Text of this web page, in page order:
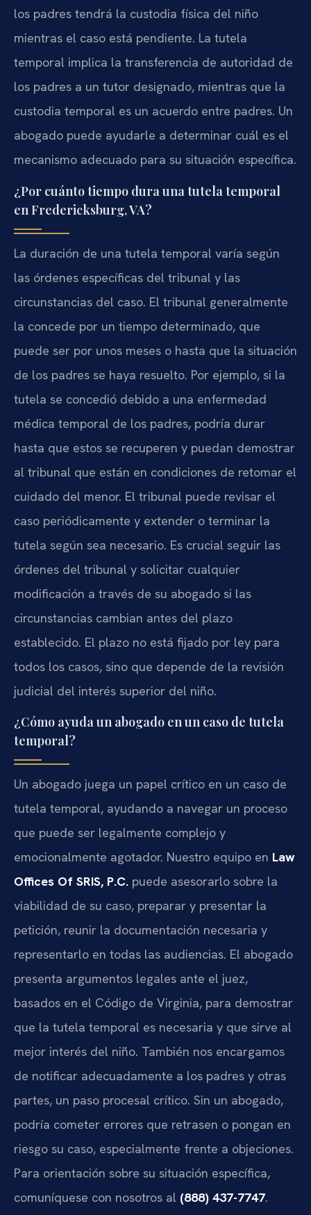
los padres tendrá la custodia física del niño
mientras el caso está pendiente. La tutela
temporal implica la transferencia de autoridad de
los padres a un tutor designado, mientras que la
custodia temporal es un acuerdo entre padres. Un
abogado puede ayudarle a determinar cuál es el
mecanismo adecuado para su situación específica.
¿Por cuánto tiempo dura una tutela temporal
en Fredericksburg, VA?
La duración de una tutela temporal varía según
las órdenes específicas del tribunal y las
circunstancias del caso. El tribunal generalmente
la concede por un tiempo determinado, que
puede ser por unos meses o hasta que la situación
de los padres se haya resuelto. Por ejemplo, si la
tutela se concedió debido a una enfermedad
médica temporal de los padres, podría durar
hasta que estos se recuperen y puedan demostrar
al tribunal que están en condiciones de retomar el
cuidado del menor. El tribunal puede revisar el
caso periódicamente y extender o terminar la
tutela según sea necesario. Es crucial seguir las
órdenes del tribunal y solicitar cualquier
modificación a través de su abogado si las
circunstancias cambian antes del plazo
establecido. El plazo no está fijado por ley para
todos los casos, sino que depende de la revisión
judicial del interés superior del niño.
¿Cómo ayuda un abogado en un caso de tutela
temporal?
Un abogado juega un papel crítico en un caso de
tutela temporal, ayudando a navegar un proceso
que puede ser legalmente complejo y
emocionalmente agotador. Nuestro equipo en Law
Offices Of SRIS, P.C. puede asesorarlo sobre la
viabilidad de su caso, preparar y presentar la
petición, reunir la documentación necesaria y
representarlo en todas las audiencias. El abogado
presenta argumentos legales ante el juez,
basados en el Código de Virginia, para demostrar
que la tutela temporal es necesaria y que sirve al
mejor interés del niño. También nos encargamos
de notificar adecuadamente a los padres y otras
partes, un paso procesal crítico. Sin un abogado,
podría cometer errores que retrasen o pongan en
riesgo su caso, especialmente frente a objeciones.
Para orientación sobre su situación específica,
comuníquese con nosotros al (888) 437-7747.